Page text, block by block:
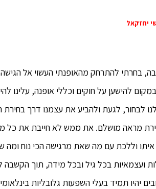
בחרתי להתרחק מהאופנתי העשוי אל
להישען על חוקים וכללי אופנה, עלינו
לבחור, לגעת ולהביע את עצמנו דרך בחירת
מראה מושלם. את ממש לא חייבת את כל
וללכת עם מה שאת מרגישה הכי נוח ומה
ועצמאיות בכל גיל ובכל מידה, תוך הקשבה
יהיו תמיד בעלי השפעות גלובליות